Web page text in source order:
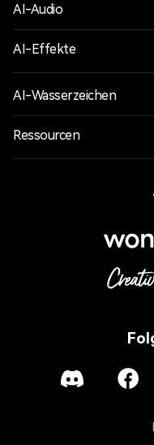
AI-Audio
AI-Effekte
AI-Wasserzeichen
Ressourcen